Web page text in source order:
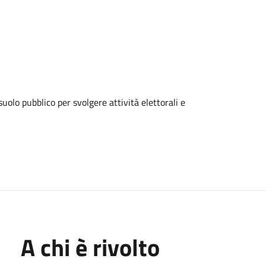
pubblico per svolgere attività elettorali e
A chi è rivolto